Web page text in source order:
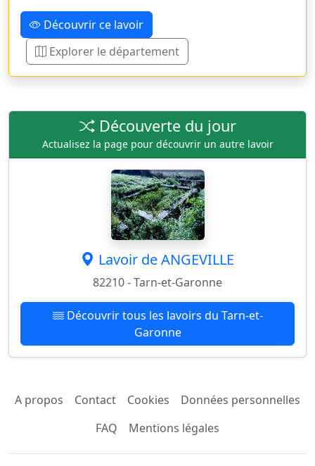
Découvrir ce lavoir
Explorer le département
Découverte du jour
Actualisez la page pour découvrir un autre lavoir
Lavoir de ANGEVILLE
82210 - Tarn-et-Garonne
Découvrir tous les lavoirs du Tarn-et-
Garonne
A propos Contact Cookies
Données personnelles
FAQ
Mentions légales